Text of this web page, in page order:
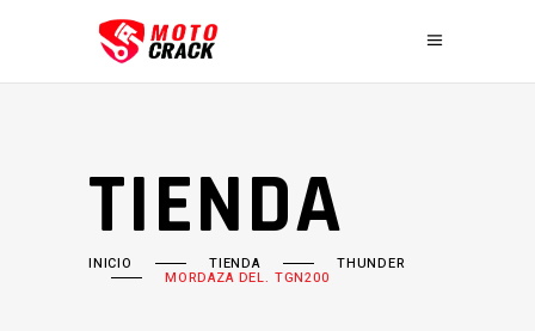
TIENDA
INICIO TIENDA THUNDER
MORDAZA DEL. TGN200